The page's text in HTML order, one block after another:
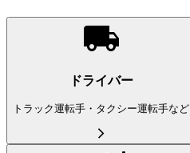
ドライバー
トラック運転手・タクシー運転手など